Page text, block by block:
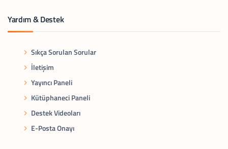
Yardım & Destek
Sıkça Sorulan Sorular
İletişim
Yayıncı Paneli
Kütüphaneci Paneli
Destek Videoları
E-Posta Onayı